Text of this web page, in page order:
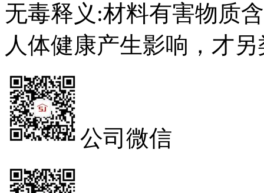
无毒释义:材料有害物质
人体健康产生影响，才
公司微信